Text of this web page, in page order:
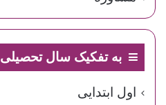
به تفکیک سال تحصیلی
اول ابتدایی